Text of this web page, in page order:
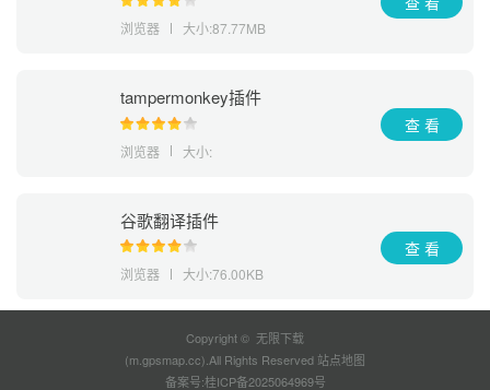
浏览器 大小:87.77MB
tampermonkey插件
浏览器 大小:
查 看
谷歌翻译插件
浏览器 大小:76.00KB
查 看
Copyright © 无限下载
(m.gpsmap.cc).All Rights Reserved 站点地图
备案号:桂ICP备2025064969号